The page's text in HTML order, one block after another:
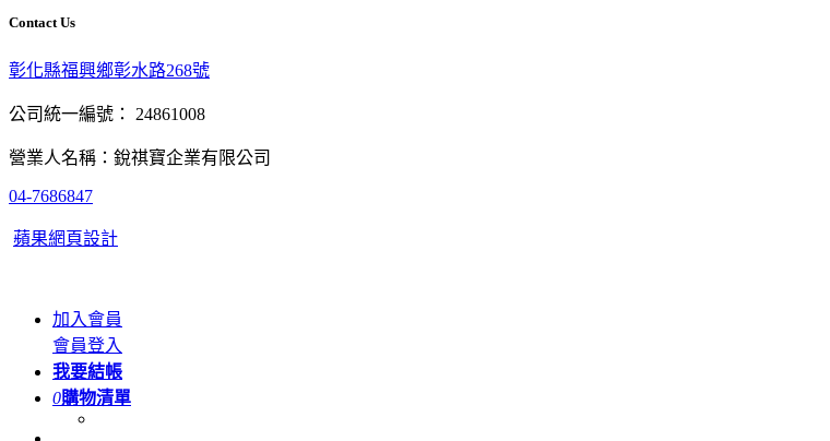
Contact Us
彰化縣福興鄉彰水路268號
公司統一編號： 24861008
營業人名稱：銳祺寶企業有限公司
04-7686847
蘋果網頁設計
加入會員
會員登入
我要結帳
0購物清單